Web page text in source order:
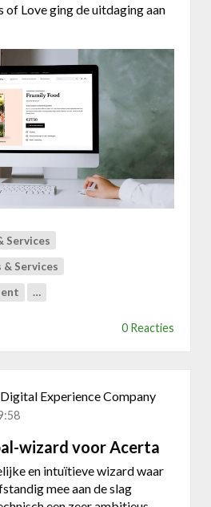
Love ging de uitdaging aan
Services
Services
…
0 Reacties
Experience Company
wizard voor Acerta
en intuïtieve wizard waar
mee aan de slag